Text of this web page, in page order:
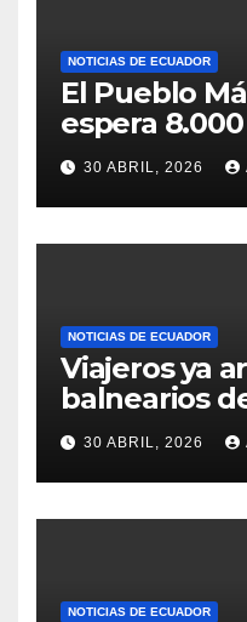
NOTICIAS DE ECUADOR
El Pueblo
espera
feriado:
atractivos
30 ABRIL, 2026
NOTICIAS DE ECUADOR
Viajeros ya
balnearios
para
extendido:
Montañita
60 % y 100%
30 ABRIL, 2026
NOTICIAS DE ECUADOR